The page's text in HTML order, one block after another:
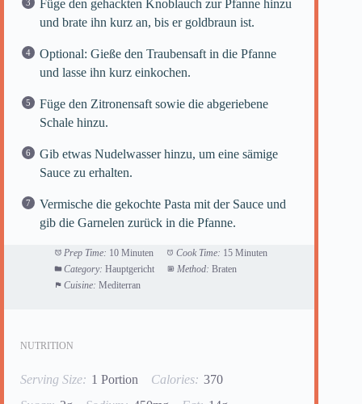
Füge den gehackten Knoblauch zur Pfanne hinzu
und brate ihn kurz an, bis er goldbraun ist.
Optional: Gieße den Traubensaft in die Pfanne
und lasse ihn kurz einkochen.
Füge den Zitronensaft sowie die abgeriebene
Schale hinzu.
Gib etwas Nudelwasser hinzu, um eine sämige
Sauce zu erhalten.
Vermische die gekochte Pasta mit der Sauce und
gib die Garnelen zurück in die Pfanne.
Prep Time: 10 Minuten Cook Time: 15 Minuten
Category: Hauptgericht Method: Braten
Cuisine: Mediterran
NUTRITION
Serving Size: 1 Portion Calories: 370